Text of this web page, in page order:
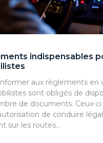
indispensables
aux règlements en
sont obligés de
de documents. Ceux-ci
de conduire
sur les routes…